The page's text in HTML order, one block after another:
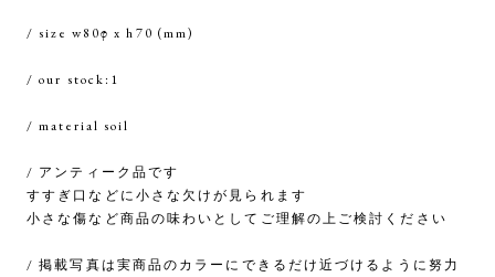
/ size w80φ x h70 (mm)
/ our stock:1
/ material soil
/ アンティーク品です
すすぎ口などに小さな欠けが見られます
小さな傷など商品の味わいとしてご理解の上ご検討ください
/ 掲載写真は実商品のカラーにできるだけ近づけるように努力